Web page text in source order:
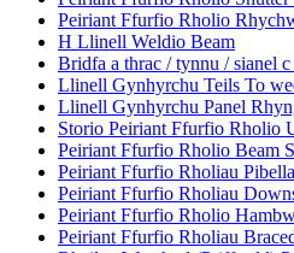
Peiriant Ffurfio Rholio
H Llinell Weldio Beam
Bridfa a thrac / tynnu / sianel
Llinell Gynhyrchu Teils To
Llinell Gynhyrchu Panel
Storio Peiriant Ffurfio Rholio
Peiriant Ffurfio Rholio Beam
Peiriant Ffurfio Rholiau
Peiriant Ffurfio Rholiau
Peiriant Ffurfio Rholio
Peiriant Ffurfio Rholiau